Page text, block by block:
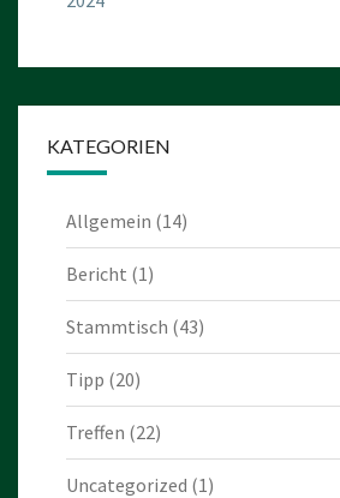
KATEGORIEN
Allgemein (14)
Bericht (1)
Stammtisch (43)
Tipp (20)
Treffen (22)
Uncategorized (1)